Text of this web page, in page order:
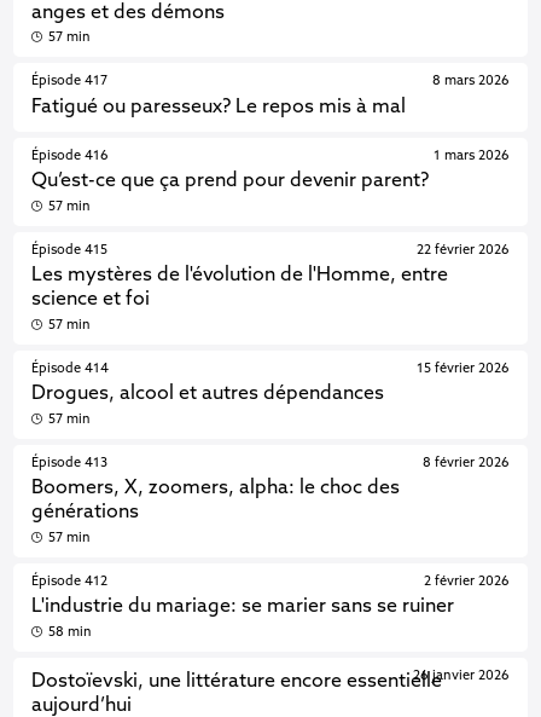
anges et des démons
57 min
Épisode 417
Fatigué ou paresseux? Le repos mis à mal
8 mars 2026
Épisode 416
Qu’est-ce que ça prend pour devenir parent?
1 mars 2026
57 min
Épisode 415
Les mystères de l'évolution de l'Homme, entre
science et foi
22 février 2026
57 min
Épisode 414
Drogues, alcool et autres dépendances
15 février 2026
57 min
Épisode 413
Boomers, X, zoomers, alpha: le choc des
générations
8 février 2026
57 min
Épisode 412
L'industrie du mariage: se marier sans se ruiner
2 février 2026
58 min
Dostoïevski, une littérature encore essentielle
aujourd’hui
26 janvier 2026